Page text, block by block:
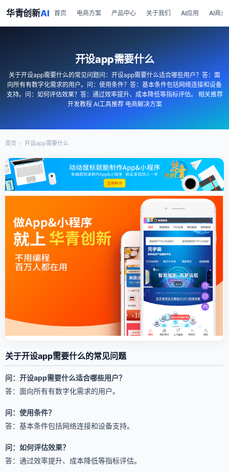
华青创新AI 首页 电商方案 产品中心 关于我们 AI应用 AI商业
开设app需要什么
关于开设app需要什么的常见问题问：开设app需要什么适合哪些用户？答：面
向所有有数字化需求的用户。问：使用条件？答：基本条件包括网络连接和设备
支持。问：如何评估效果？答：通过效率提升、成本降低等指标评估。 相关推荐
开发教程 AI工具推荐 电商解决方案
首页 › 开设app需要什么
关于开设app需要什么的常见问题
问：开设app需要什么适合哪些用户？
答：面向所有有数字化需求的用户。
问：使用条件？
答：基本条件包括网络连接和设备支持。
问：如何评估效果？
答：通过效率提升、成本降低等指标评估。